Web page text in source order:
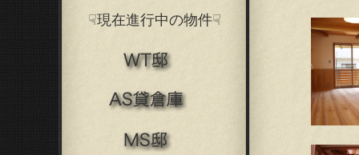
☟現在進行中の物件☟